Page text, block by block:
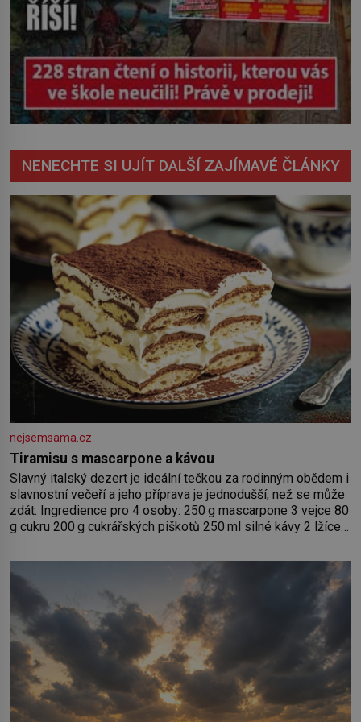
NENECHTE SI UJÍT DALŠÍ ZAJÍMAVÉ ČLÁNKY
nejsemsama.cz
Tiramisu s mascarpone a kávou
Slavný italský dezert je ideální tečkou za rodinným obědem i
slavnostní večeří a jeho příprava je jednodušší, než se může
zdát. Ingredience pro 4 osoby: 250 g mascarpone 3 vejce 80
g cukru 200 g cukrářských piškotů 250 ml silné kávy 2 lžíce
bílků. Žloutky vyšlehejte s cukrem do světlé pěny a postupně
do nich vmíchejte mascarpone, aby vznikl hladký